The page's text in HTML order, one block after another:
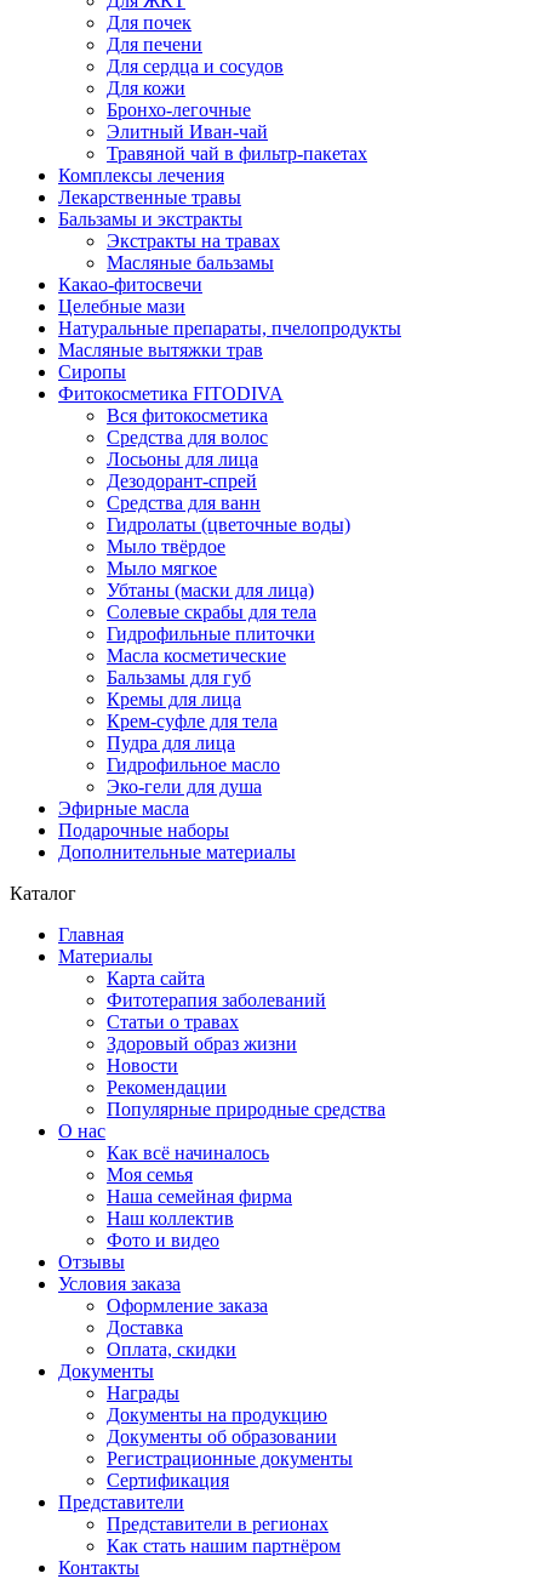
Для почек
Для печени
Для сердца и сосудов
Для кожи
Бронхо-легочные
Элитный Иван-чай
Травяной чай в фильтр-пакетах
Комплексы лечения
Лекарственные травы
Бальзамы и экстракты
Экстракты на травах
Масляные бальзамы
Какао-фитосвечи
Целебные мази
Натуральные препараты, пчелопродукты
Масляные вытяжки трав
Сиропы
Фитокосметика FITODIVA
Вся фитокосметика
Средства для волос
Лосьоны для лица
Дезодорант-спрей
Средства для ванн
Гидролаты (цветочные воды)
Мыло твёрдое
Мыло мягкое
Убтаны (маски для лица)
Солевые скрабы для тела
Гидрофильные плиточки
Масла косметические
Бальзамы для губ
Кремы для лица
Крем-суфле для тела
Пудра для лица
Гидрофильное масло
Эко-гели для душа
Эфирные масла
Подарочные наборы
Дополнительные материалы
Каталог
Главная
Материалы
Карта сайта
Фитотерапия заболеваний
Статьи о травах
Здоровый образ жизни
Новости
Рекомендации
Популярные природные средства
О нас
Как всё начиналось
Моя семья
Наша семейная фирма
Наш коллектив
Фото и видео
Отзывы
Условия заказа
Оформление заказа
Доставка
Оплата, скидки
Документы
Награды
Документы на продукцию
Документы об образовании
Регистрационные документы
Сертификация
Представители
Представители в регионах
Как стать нашим партнёром
Контакты